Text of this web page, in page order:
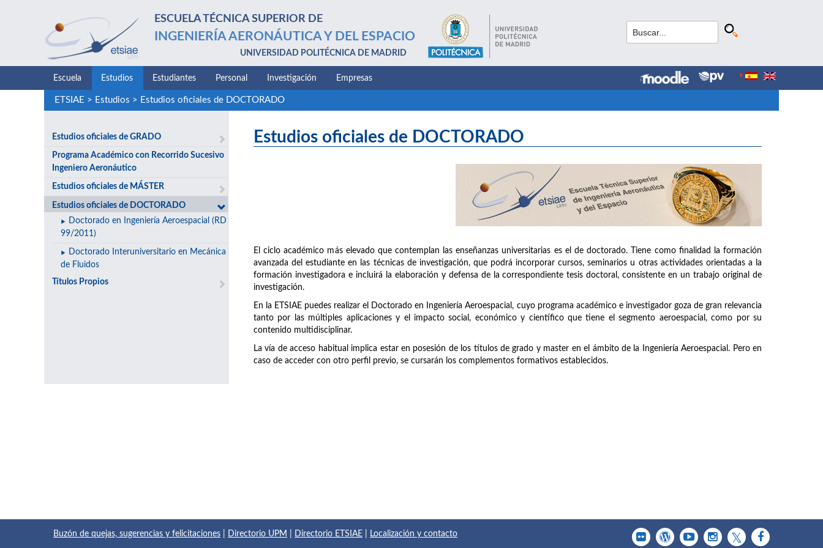
ESCUELA TÉCNICA SUPERIOR DE
INGENIERÍA AERONÁUTICA Y DEL ESPACIO
UNIVERSIDAD POLITÉCNICA DE MADRID
Escuela Estudios Estudiantes Personal Investigación Empresas
ETSIAE > Estudios > Estudios oficiales de DOCTORADO
Estudios oficiales de GRADO
Programa Académico con Recorrido Sucesivo
Ingeniero Aeronáutico
Estudios oficiales de MÁSTER
Estudios oficiales de DOCTORADO
Doctorado en Ingeniería Aeroespacial (RD
99/2011)
Doctorado Interuniversitario en Mecánica
de Fluidos
Títulos Propios
Estudios oficiales de DOCTORADO
El ciclo académico más elevado que contemplan las enseñanzas universitarias es el de doctorado. Tiene como finalidad la formación
avanzada del estudiante en las técnicas de investigación, que podrá incorporar cursos, seminarios u otras actividades orientadas a la
formación investigadora e incluirá la elaboración y defensa de la correspondiente tesis doctoral, consistente en un trabajo original de
investigación.
En la ETSIAE puedes realizar el Doctorado en Ingeniería Aeroespacial, cuyo programa académico e investigador goza de gran relevancia
tanto por las múltiples aplicaciones y el impacto social, económico y científico que tiene el segmento aeroespacial, como por su
contenido multidisciplinar.
La vía de acceso habitual implica estar en posesión de los títulos de grado y master en el ámbito de la Ingeniería Aeroespacial. Pero en
caso de acceder con otro perfil previo, se cursarán los complementos formativos establecidos.
Buzón de quejas, sugerencias y felicitaciones Directorio UPM Directorio ETSIAE Localización y contacto